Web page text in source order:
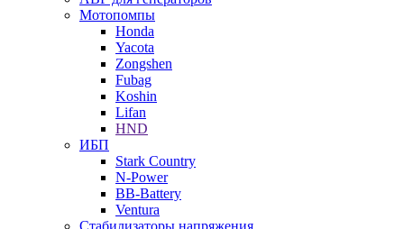
Мотопомпы
Honda
Yacota
Zongshen
Fubag
Koshin
Lifan
HND
ИБП
Stark Country
N-Power
BB-Battery
Ventura
Стабилизаторы напряжения